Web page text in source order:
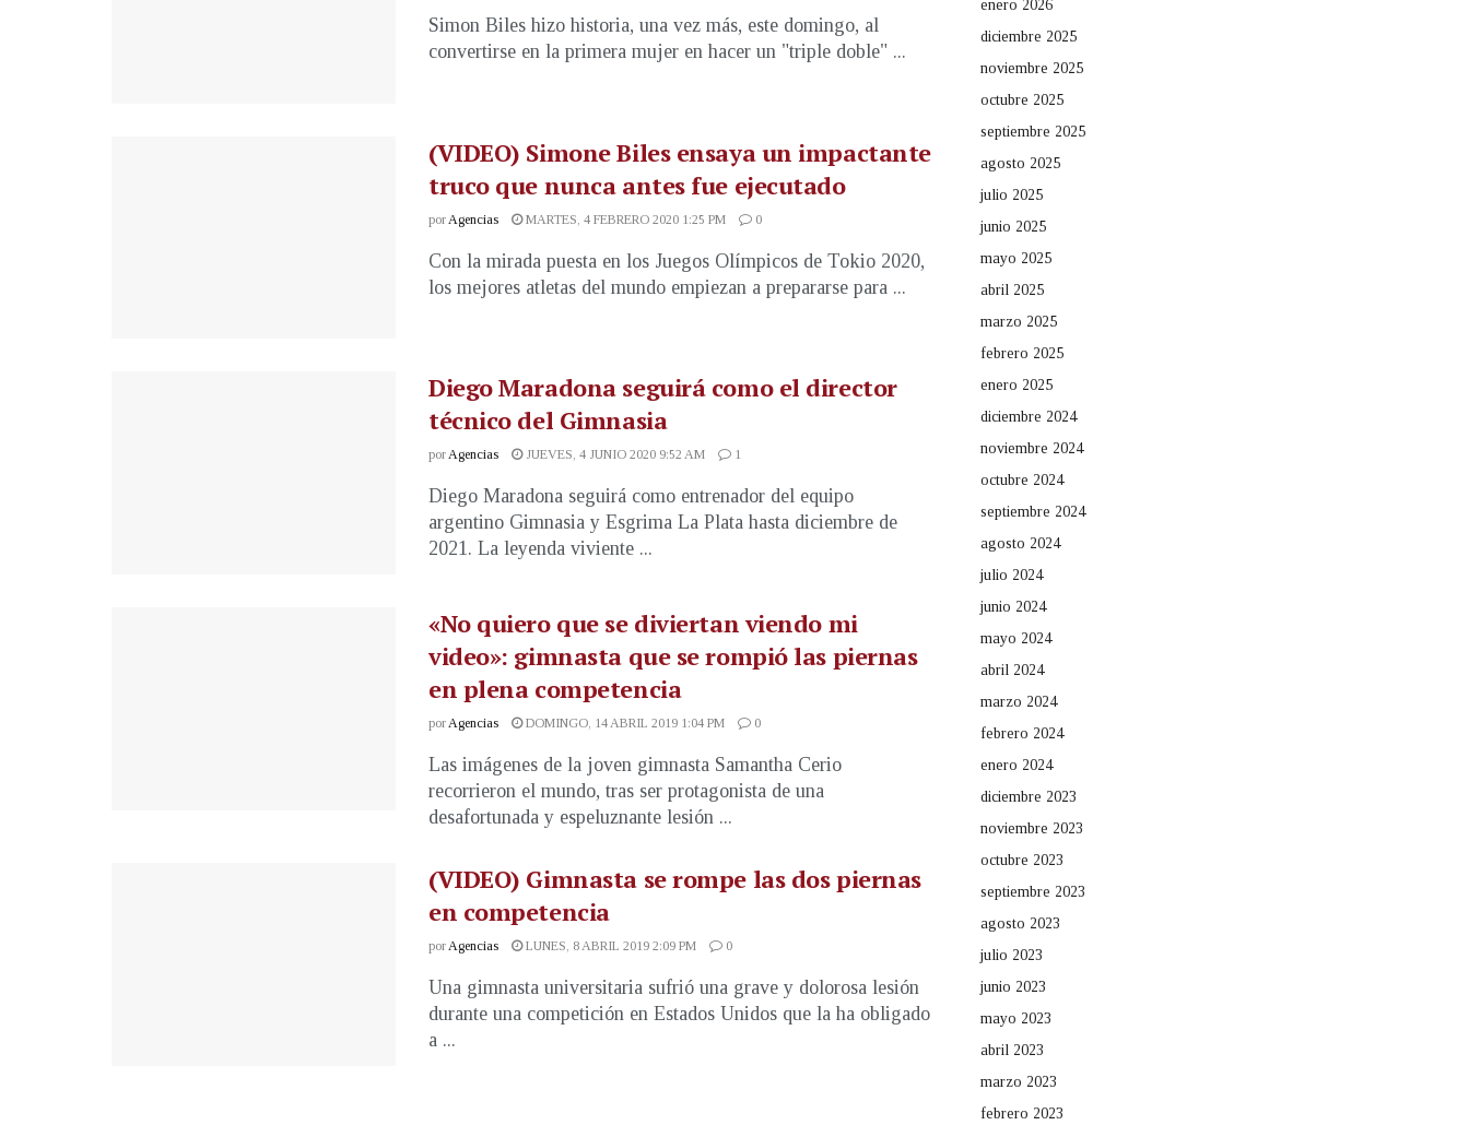
Simon Biles hizo historia, una vez más, este domingo, al
convertirse en la primera mujer en hacer un "triple doble" ...
(VIDEO) Simone Biles ensaya un impactante
truco que nunca antes fue ejecutado
por Agencias MARTES, 4 FEBRERO 2020 1:25 PM 0
Con la mirada puesta en los Juegos Olímpicos de Tokio 2020,
los mejores atletas del mundo empiezan a prepararse para ...
Diego Maradona seguirá como el director
técnico del Gimnasia
porAgencias JUEVES, 4 JUNIO 2020 9:52 AM 1
Diego Maradona seguirá como entrenador del equipo
argentino Gimnasia y Esgrima La Plata hasta diciembre de
2021. La leyenda viviente ...
«No quiero que se diviertan viendo mi
video»: gimnasta que se rompió las piernas
en plena competencia
porAgencias DOMINGO, 14 ABRIL 2019 1:04 PM 0
Las imágenes de la joven gimnasta Samantha Cerio
recorrieron el mundo, tras ser protagonista de una
desafortunada y espeluznante lesión ...
(VIDEO) Gimnasta se rompe las dos piernas
en competencia
porAgencias LUNES, 8 ABRIL 2019 2:09 PM 0
Una gimnasta universitaria sufrió una grave y dolorosa lesión
durante una competición en Estados Unidos que la ha obligado
a ...
enero 2026
diciembre 2025
noviembre 2025
octubre 2025
septiembre 2025
agosto 2025
julio 2025
junio 2025
mayo 2025
abril 2025
marzo 2025
febrero 2025
enero 2025
diciembre 2024
noviembre 2024
octubre 2024
septiembre 2024
agosto 2024
julio 2024
junio 2024
mayo 2024
abril 2024
marzo 2024
febrero 2024
enero 2024
diciembre 2023
noviembre 2023
octubre 2023
septiembre 2023
agosto 2023
julio 2023
junio 2023
mayo 2023
abril 2023
marzo 2023
febrero 2023